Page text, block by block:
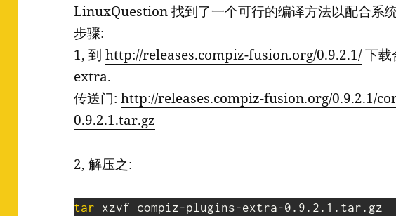
LinuxQuestion 找到了一个可行的编译方法以配合系
步骤:
1, 到http://releases.compiz-fusion.org/0.9.2.1/下载
extra.
传送门:http://releases.compiz-fusion.org/0.9.2.1/
0.9.2.1.tar.gz
2, 解压之:
tar